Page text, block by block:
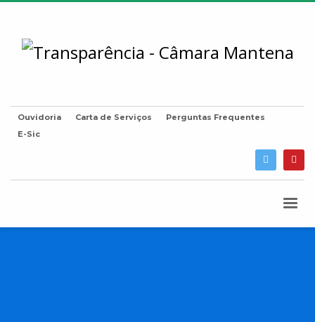
Ouvidoria Carta de Serviços
Perguntas Frequentes
E-Sic